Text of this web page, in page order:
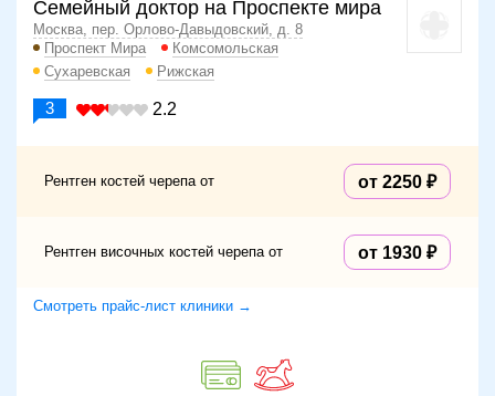
Семейный доктор на Проспекте мира
Москва, пер. Орлово-Давыдовский, д. 8
Проспект Мира
Комсомольская
Сухаревская
Рижская
3 2.2
Рентген костей черепа от от 2250
Рентген височных костей черепа от от 1930
Смотреть прайс-лист клиники →